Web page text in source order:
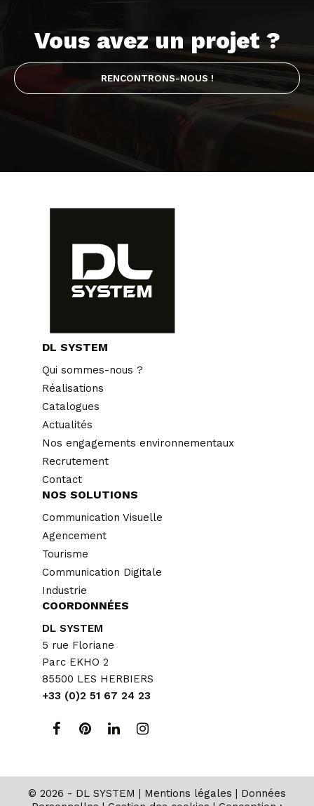
Vous avez un projet ?
RENCONTRONS-NOUS !
DL SYSTEM
Qui sommes-nous ?
Réalisations
Catalogues
Actualités
Nos engagements environnementaux
Recrutement
Contact
NOS SOLUTIONS
Communication Visuelle
Agencement
Tourisme
Communication Digitale
Industrie
COORDONNÉES
DL SYSTEM
5 rue Floriane
Parc EKHO 2
85500 LES HERBIERS
+33 (0)2 51 67 24 23
© 2026 - DL SYSTEM | Mentions légales | Données